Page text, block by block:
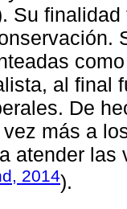
Su
al final
De
más a
atender
2014).